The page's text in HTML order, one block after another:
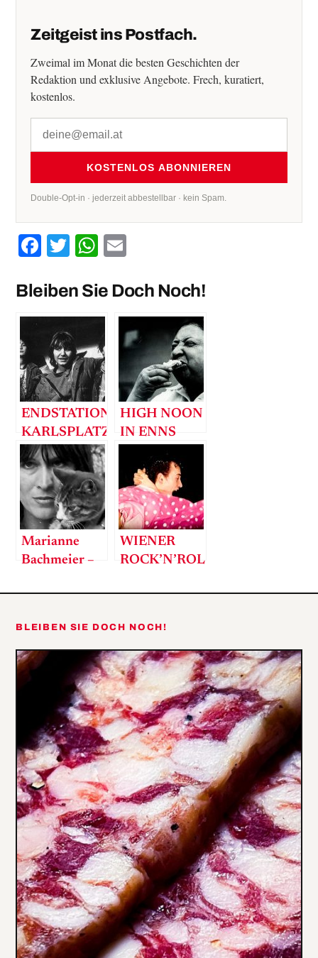
Zeitgeist ins Postfach.
Zweimal im Monat die besten Geschichten der
Redaktion und exklusive Angebote. Frech, kuratiert,
kostenlos.
KOSTENLOS ABONNIEREN
Double-Opt-in · jederzeit abbestellbar · kein Spam.
Facebook
TwitterWhatsApp
Bleiben Sie Doch Noch!
ENDSTATION
KARLSPLATZ
HIGH NOON
IN ENNS
Marianne
Bachmeier –
wirklich
WIENER
ROCK’N’ROLL
BLEIBEN SIE DOCH NOCH!